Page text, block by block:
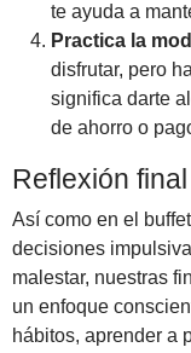
te ayuda a
Practica la
disfrutar, pero
significa darte
de ahorro o
Reflexión final
Así como en el
decisiones
malestar, nuestras
un enfoque
hábitos, aprender a